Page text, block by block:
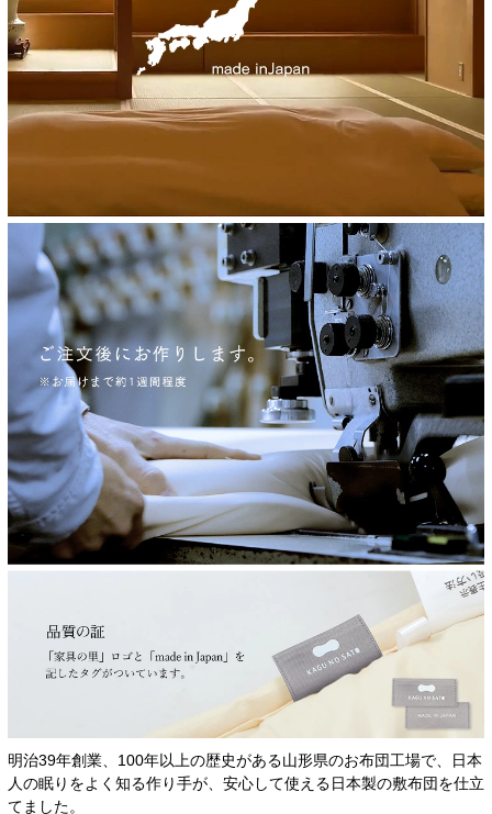
明治39年創業、100年以上の歴史がある山形県のお布団工場で、日本
人の眠りをよく知る作り手が、安心して使える日本製の敷布団を仕立
てました。